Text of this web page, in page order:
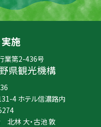
実施
業第2-436号
県観光機構
4 ホテル信濃路内
林 大・古池 敦